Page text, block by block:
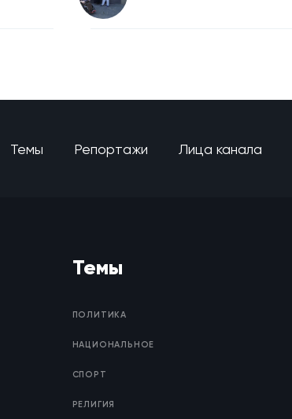
Темы Репортажи Лица канала
Темы
ПОЛИТИКА
НАЦИОНАЛЬНОЕ
СПОРТ
РЕЛИГИЯ